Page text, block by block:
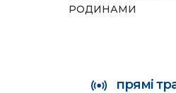
РОДИНАМИ
прямі